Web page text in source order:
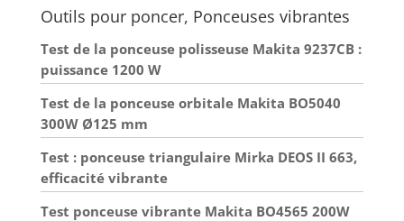
petites et moyennes surfaces.
Outils pour poncer, Ponceuses vibrantes
Test de la ponceuse polisseuse Makita 9237CB :
puissance 1200 W
Test de la ponceuse orbitale Makita BO5040
300W Ø125 mm
Test : ponceuse triangulaire Mirka DEOS II 663,
efficacité vibrante
Test ponceuse vibrante Makita BO4565 200W